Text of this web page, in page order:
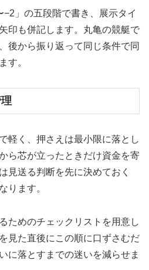
−2」の五段階で書き、展示タイ
印も併記します。丸亀の競艇で
後から振り返って同じ条件で同
す。
軽く、押さえは最小限に落とし
ら芯が立ったときだけ資金を寄
見送る判断を先に決めておく
ります。
ためのチェックリストを用意し
見た直後にこの順に口ずさむだ
に落とすまでの迷いを減らせま